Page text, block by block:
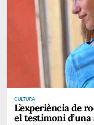
CULTURA
L’experiència de
el testimoni